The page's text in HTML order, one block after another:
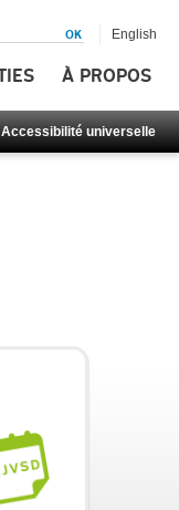
À PROPOS
Accessibilité universelle
English